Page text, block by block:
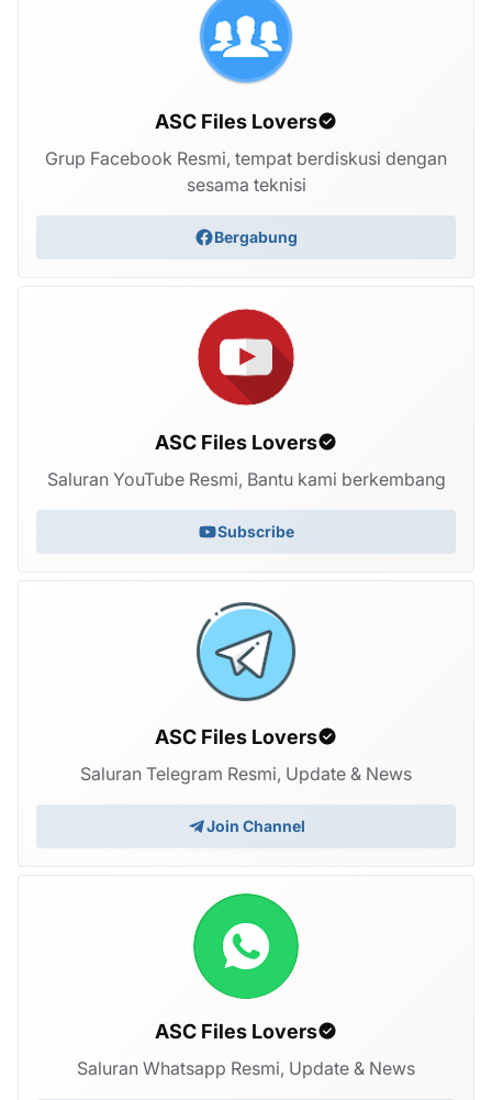
ASC Files Lovers
Grup Facebook Resmi, tempat berdiskusi dengan
sesama teknisi
Bergabung
ASC Files Lovers
Saluran YouTube Resmi, Bantu kami berkembang
Subscribe
ASC Files Lovers
Saluran Telegram Resmi, Update & News
Join Channel
ASC Files Lovers
Saluran Whatsapp Resmi, Update & News